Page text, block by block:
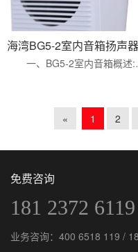
海湾BG5-2室内音箱扬声器
一、BG5-2室内音箱
« 1 2
免费咨询
181 2372 6119
业务咨询： 400 6518 119 /